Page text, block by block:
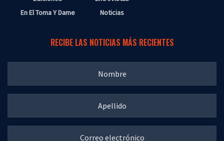
En El Toma Y Dame
Noticias
RECIBE LAS NOTICIAS MÁS RECIENTES